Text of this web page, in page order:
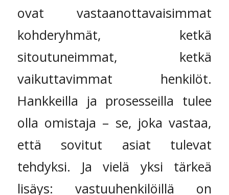
ovat vastaanottavaisimmat
kohderyhmät, ketkä
sitoutuneimmat, ketkä
vaikuttavimmat henkilöt.
Hankkeilla ja prosesseilla tulee
olla omistaja – se, joka vastaa,
että sovitut asiat tulevat
tehdyksi. Ja vielä yksi tärkeä
lisäys: vastuuhenkilöillä on